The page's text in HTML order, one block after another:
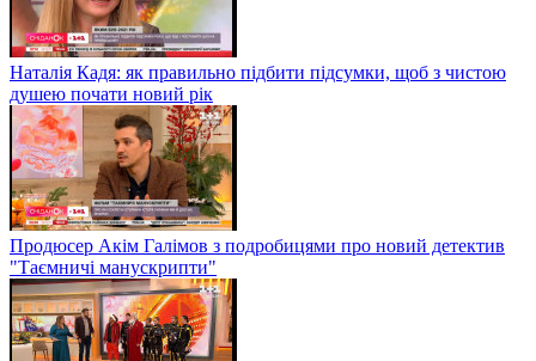
Наталія Кадя: як правильно підбити підсумки, щоб з чистою
душею почати новий рік
Продюсер Акім Галімов з подробицями про новий детектив
"Таємничі манускрипти"